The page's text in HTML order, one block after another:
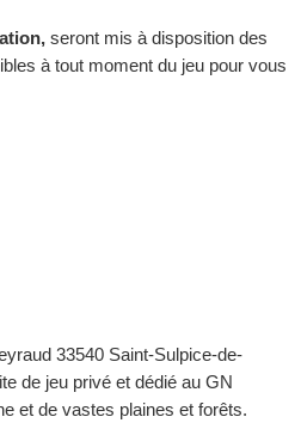
seront mis à disposition des
à tout moment du jeu pour vous
33540 Saint-Sulpice-de-
de jeu privé et dédié au GN
et de vastes plaines et forêts.